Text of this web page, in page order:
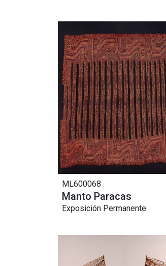
ML600068
Manto Paracas
Exposición Permanente